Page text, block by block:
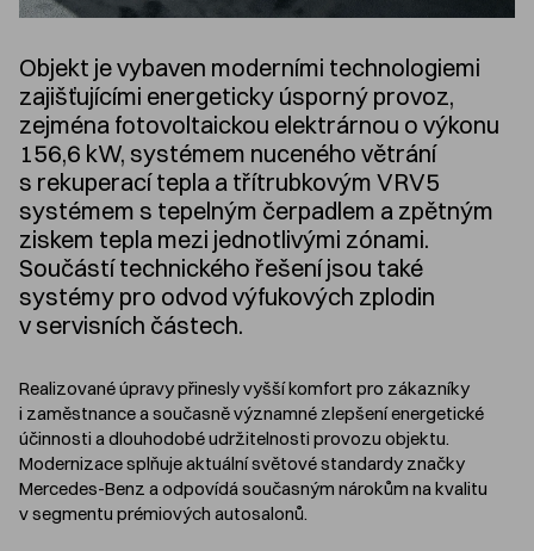
Objekt je vybaven moderními technologiemi
zajišťujícími energeticky úsporný provoz,
zejména fotovoltaickou elektrárnou o výkonu
156,6 kW, systémem nuceného větrání
s rekuperací tepla a třítrubkovým VRV5
systémem s tepelným čerpadlem a zpětným
ziskem tepla mezi jednotlivými zónami.
Součástí technického řešení jsou také
systémy pro odvod výfukových zplodin
v servisních částech.
Realizované úpravy přinesly vyšší komfort pro zákazníky
i zaměstnance a současně významné zlepšení energetické
účinnosti a dlouhodobé udržitelnosti provozu objektu.
Modernizace splňuje aktuální světové standardy značky
Mercedes-Benz a odpovídá současným nárokům na kvalitu
v segmentu prémiových autosalonů.